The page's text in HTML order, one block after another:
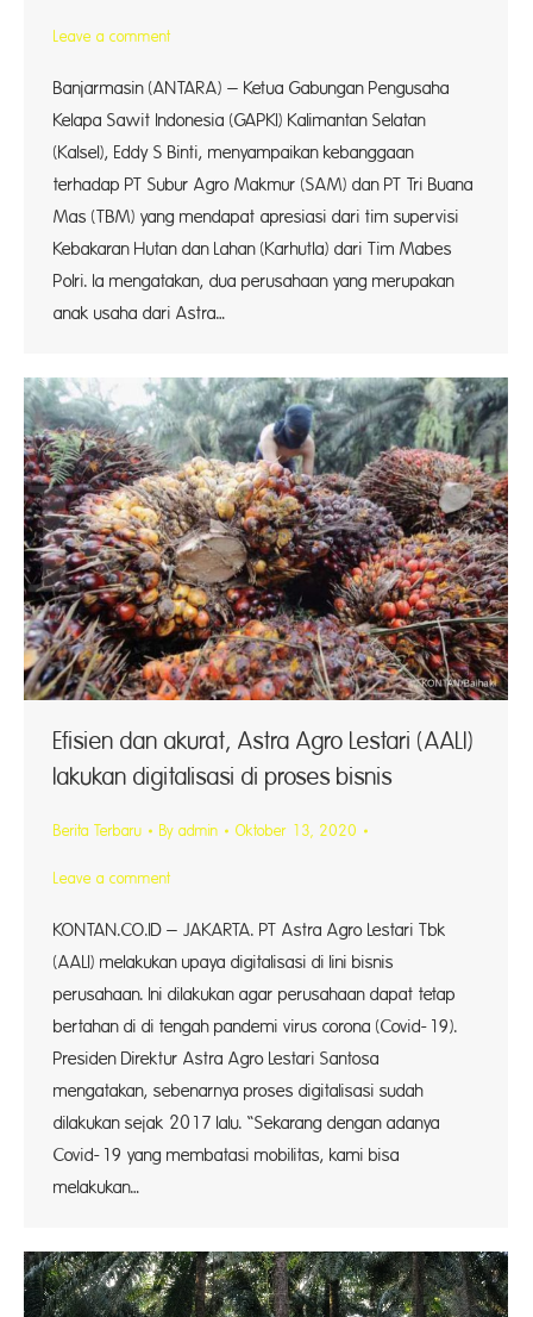
Leave a comment
Banjarmasin (ANTARA) – Ketua Gabungan Pengusaha
Kelapa Sawit Indonesia (GAPKI) Kalimantan Selatan
(Kalsel), Eddy S Binti, menyampaikan kebanggaan
terhadap PT Subur Agro Makmur (SAM) dan PT Tri Buana
Mas (TBM) yang mendapat apresiasi dari tim supervisi
Kebakaran Hutan dan Lahan (Karhutla) dari Tim Mabes
Polri. Ia mengatakan, dua perusahaan yang merupakan
anak usaha dari Astra…
Efisien dan akurat, Astra Agro Lestari (AALI)
lakukan digitalisasi di proses bisnis
Berita Terbaru By admin Oktober 13, 2020
Leave a comment
KONTAN.CO.ID – JAKARTA. PT Astra Agro Lestari Tbk
(AALI) melakukan upaya digitalisasi di lini bisnis
perusahaan. Ini dilakukan agar perusahaan dapat tetap
bertahan di di tengah pandemi virus corona (Covid-19).
Presiden Direktur Astra Agro Lestari Santosa
mengatakan, sebenarnya proses digitalisasi sudah
dilakukan sejak 2017 lalu. “Sekarang dengan adanya
Covid-19 yang membatasi mobilitas, kami bisa
melakukan…